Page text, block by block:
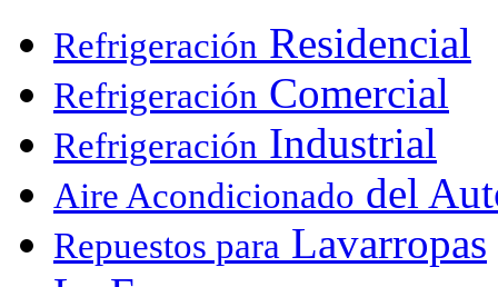
Refrigeración Residencial
Refrigeración Comercial
Refrigeración Industrial
Aire Acondicionado del
Repuestos para Lavarropas